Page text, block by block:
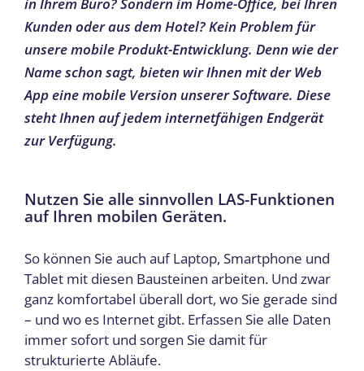
in Ihrem Büro? Sondern im Home-Office, bei Ihren
Kunden oder aus dem Hotel? Kein Problem für
unsere mobile Produkt-Entwicklung. Denn wie der
Name schon sagt, bieten wir Ihnen mit der Web
App eine mobile Version unserer Software. Diese
steht Ihnen auf jedem internetfähigen Endgerät
zur Verfügung.
Nutzen Sie alle sinnvollen LAS-Funktionen
auf Ihren mobilen Geräten.
So können Sie auch auf Laptop, Smartphone und
Tablet mit diesen Bausteinen arbeiten. Und zwar
ganz komfortabel überall dort, wo Sie gerade sind
– und wo es Internet gibt. Erfassen Sie alle Daten
immer sofort und sorgen Sie damit für
strukturierte Abläufe.